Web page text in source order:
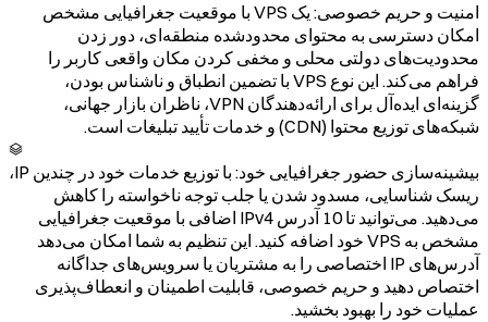
امنیت و حریم خصوصی:
یک VPS با موقعیت جغرافیایی مشخص
امکان دسترسی به محتوای محدود‌شده منطقه‌ای، دور زدن
محدودیت‌های دولتی محلی و مخفی کردن مکان واقعی کاربر را
فراهم می‌کند. این نوع VPS با تضمین انطباق و ناشناس بودن،
گزینه‌ای ایده‌آل برای ارائه‌دهندگان VPN، ناظران بازار جهانی،
شبکه‌های توزیع محتوا (CDN) و خدمات تأیید تبلیغات است.
بیشینه‌سازی حضور جغرافیایی خود:
با توزیع خدمات خود در چندین IP،
ریسک شناسایی، مسدود شدن یا جلب توجه ناخواسته را کاهش
می‌دهید. می‌توانید تا 10 آدرس IPv4 اضافی با موقعیت جغرافیایی
مشخص به VPS خود اضافه کنید. این تنظیم به شما امکان می‌دهد
آدرس‌های IP اختصاصی را به مشتریان یا سرویس‌های جداگانه
اختصاص دهید و حریم خصوصی، قابلیت اطمینان و انعطاف‌پذیری
عملیات خود را بهبود بخشید.